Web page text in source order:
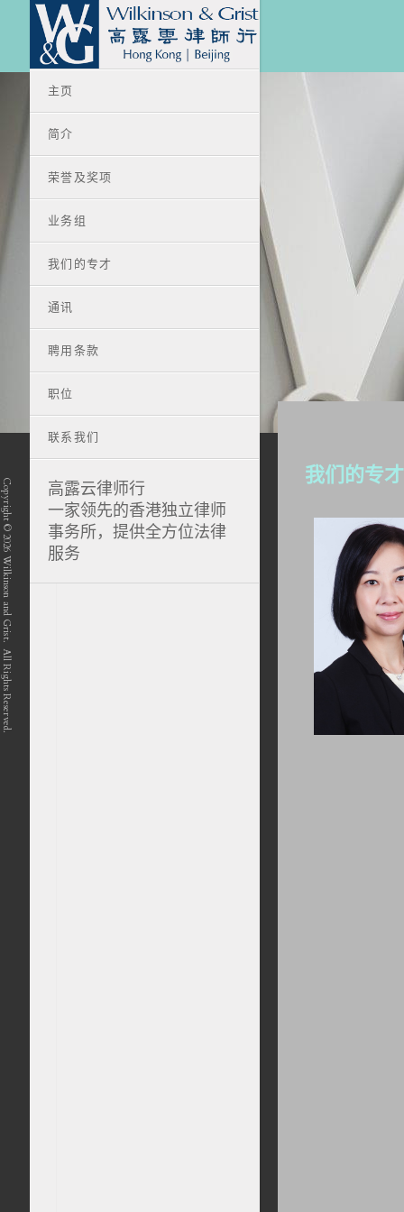
我们的专才
主页
简介
荣誉及奖项
业务组
我们的专才
通讯
聘用条款
职位
联系我们
Copyright © 2026 Wilkinson and Grist. All Rights Reserved.
高露云律师行
一家领先的香港独立律师
事务所，提供全方位法律
服务